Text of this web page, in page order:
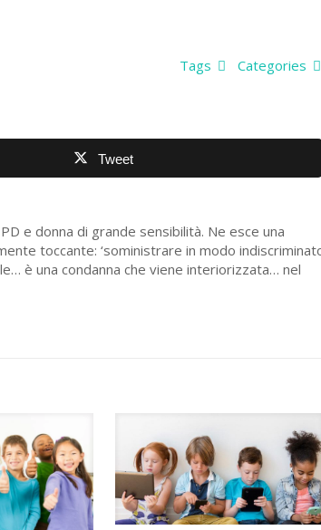
Categories
Tags
Tweet
e donna di grande sensibilità. Ne esce una
toccante: ‘soministrare in modo
è una condanna che viene interiorizzata… nel